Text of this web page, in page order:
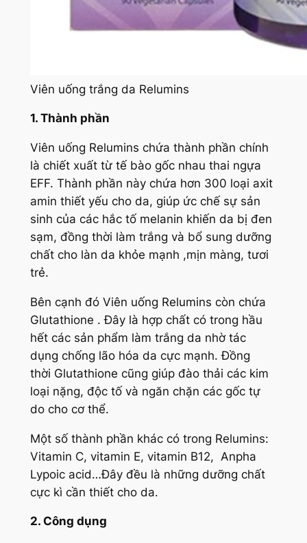
Viên uống trắng da Relumins
1. Thành phần
Viên uống Relumins chứa thành phần chính
là chiết xuất từ tế bào gốc nhau thai ngựa
EFF. Thành phần này chứa hơn 300 loại axit
amin thiết yếu cho da, giúp ức chế sự sản
sinh của các hắc tố melanin khiến da bị đen
sạm, đồng thời làm trắng và bổ sung dưỡng
chất cho làn da khỏe mạnh ,mịn màng, tươi
trẻ.
Bên cạnh đó Viên uống Relumins còn chứa
Glutathione . Đây là hợp chất có trong hầu
hết các sản phẩm làm trắng da nhờ tác
dụng chống lão hóa da cực mạnh. Đồng
thời Glutathione cũng giúp đào thải các kim
loại nặng, độc tố và ngăn chặn các gốc tự
do cho cơ thể.
Một số thành phần khác có trong Relumins:
Vitamin C, vitamin E, vitamin B12, Anpha
Lypoic acid…Đây đều là những dưỡng chất
cực kì cần thiết cho da.
2. Công dụng